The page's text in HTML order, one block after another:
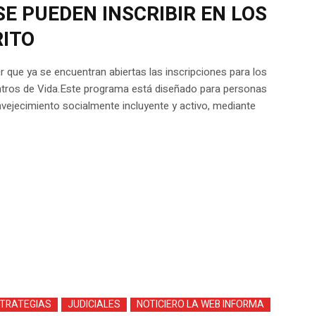
PUEDEN INSCRIBIR EN LOS
ya se encuentran abiertas las inscripciones para los
de Vida.Este programa está diseñado para personas
socialmente incluyente y activo, mediante
JUDICIALES NOTICIERO LA WEB INFORMA